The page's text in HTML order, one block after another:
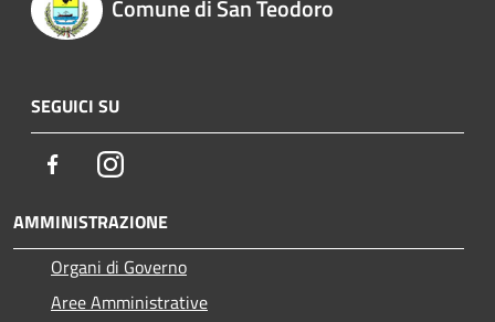
Comune di San Teodoro
SEGUICI SU
FacebookInstagram
AMMINISTRAZIONE
Organi di Governo
Aree Amministrative